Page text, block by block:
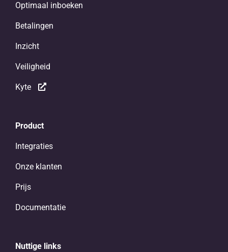
Optimaal inboeken
Betalingen
Inzicht
Veiligheid
Kyte
Product
Integraties
Onze klanten
Prijs
Documentatie
Nuttige links